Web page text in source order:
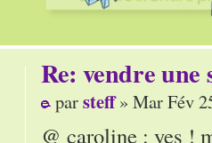
Re: vendre une
parsteff» Mar Fév
@ caroline : yes !